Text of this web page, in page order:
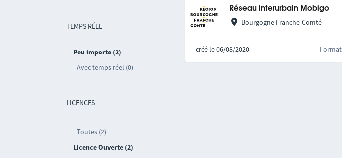
TEMPS RÉEL
Peu importe (2)
Avec temps réel (0)
LICENCES
Toutes (2)
Licence Ouverte (2)
Réseau interurbain Mobigo
Bourgogne-Franche-Comté
créé le 06/08/2020 Format